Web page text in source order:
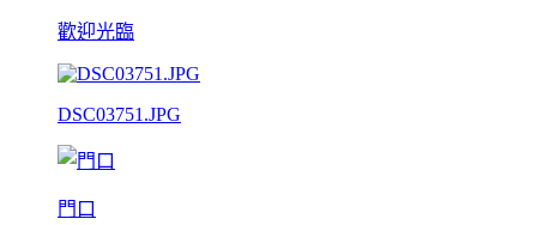
歡迎光臨
DSC03751.JPG
門口